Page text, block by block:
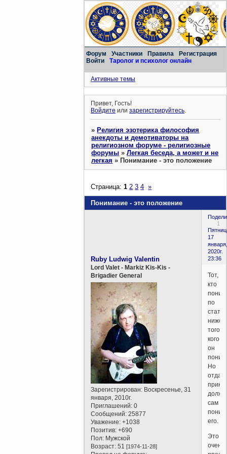
Форум Участники Правила
Регистрация
Войти
Таролог и психолог онлайн
Активные темы
Привет, Гость!
Войдите илизарегистрируйтесь.
»Религия эзотерика философия
анекдоты и демотиваторы на
религиозном форуме - религиозные
форумы »Легкая беседа, а может и не
легкая »Понимание - это положение
Понимание - это положение
Страница:1 2 3 4 »
1
17
января,
2020г.
23:36
Ruby Ludwig Valentin
Lord Valet - Markiz Kis-Kis -
Brigadier General
Зарегистрирован: Воскресенье, 31
января, 2010г.
Приглашений: 0
Сообщений: 25877
Уважение: +1038
Позитив: +690
Пол: Мужской
Возраст: 51[1974-11-28]
Тот,
кто
по
ниже
того,
кого
он
Но
приказ
сам
его.
Это
очень